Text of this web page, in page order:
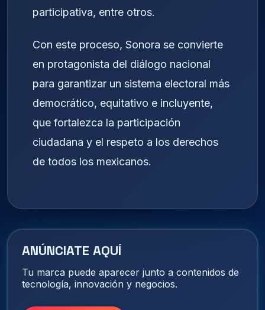
participativa, entre otros.
Con este proceso, Sonora se convierte
en protagonista del diálogo nacional
para garantizar un sistema electoral más
democrático, equitativo e incluyente,
que fortalezca la participación
ciudadana y el respeto a los derechos
de todos los mexicanos.
ANÚNCIATE AQUÍ
Tu marca puede aparecer junto a contenidos de
tecnología, innovación y negocios.